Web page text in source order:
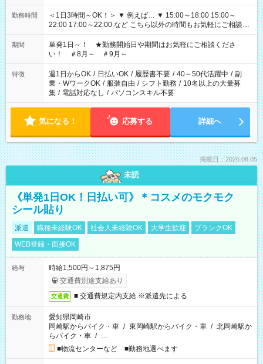
勤務時間
＜1日3時間～OK！＞ ▼ 例えば… ▼ 15:00～18:00 15:00～
22:00 17:00～22:00 など こちら以外の時間もお気軽にご相談く
ださい！
期間
単発1日～！ ★勤務開始日や期間はお気軽にご相談くださ
い！ ＃8月～ ＃9月～
特徴 週1日からOK / 日払いOK / 履歴書不要 / 40～50代活躍中 / 副
業・WワークOK / 服装自由 / シフト勤務 / 10名以上の大量募
集 / 電話対応なし / パソコンスキル不要
気になる！ 応募する 詳細へ
掲載日：2026.08.05
未読
《単発1日OK！日払い可》＊コスメのモクモク
シール貼り
派遣 職種未経験OK 社会人未経験OK 大学生歓迎
ブランクOK
WEB登録・面接OK
給与
時給1,500円～1,875円
交通費別途支給あり
交通費 ■ 交通費規定内支給 ※派遣先による
勤務地
愛知県岡崎市
岡崎駅からバイク・車 / 東岡崎駅からバイク・車 / 北岡崎駅か
らバイク・車 / …
■物流センターなど ■勤務地選べます